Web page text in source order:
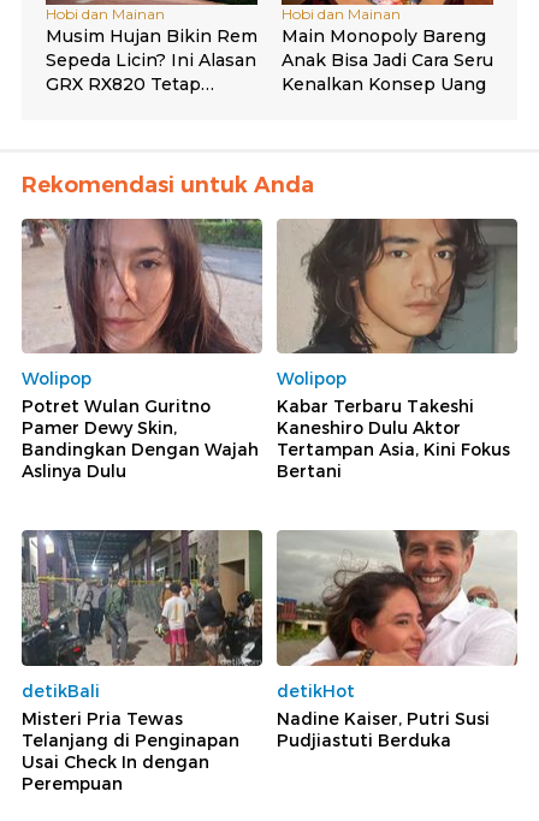
Rekomendasi untuk Anda
Wolipop
Potret Wulan Guritno
Pamer Dewy Skin,
Bandingkan Dengan Wajah
Aslinya Dulu
Wolipop
Kabar Terbaru Takeshi
Kaneshiro Dulu Aktor
Tertampan Asia, Kini Fokus
Bertani
detikBali
Misteri Pria Tewas
Telanjang di Penginapan
Usai Check In dengan
Perempuan
detikHot
Nadine Kaiser, Putri Susi
Pudjiastuti Berduka